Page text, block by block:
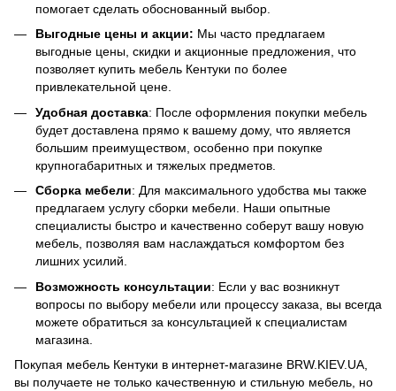
помогает сделать обоснованный выбор.
Выгодные цены и акции: Мы часто предлагаем
выгодные цены, скидки и акционные предложения, что
позволяет купить мебель Кентуки по более
привлекательной цене.
Удобная доставка: После оформления покупки мебель
будет доставлена прямо к вашему дому, что является
большим преимуществом, особенно при покупке
крупногабаритных и тяжелых предметов.
Сборка мебели: Для максимального удобства мы также
предлагаем услугу сборки мебели. Наши опытные
специалисты быстро и качественно соберут вашу новую
мебель, позволяя вам наслаждаться комфортом без
лишних усилий.
Возможность консультации: Если у вас возникнут
вопросы по выбору мебели или процессу заказа, вы всегда
можете обратиться за консультацией к специалистам
магазина.
Покупая мебель Кентуки в интернет-магазине BRW.KIEV.UA,
вы получаете не только качественную и стильную мебель, но